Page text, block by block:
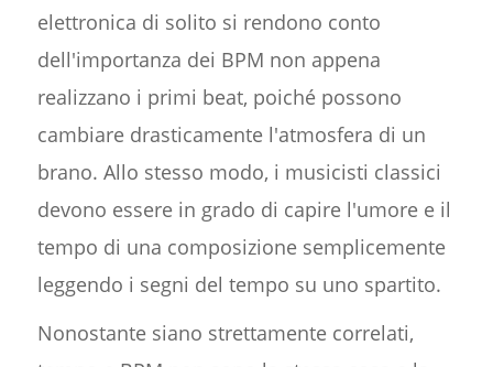
elettronica di solito si rendono conto
dell'importanza dei BPM non appena
realizzano i primi beat, poiché possono
cambiare drasticamente l'atmosfera di un
brano. Allo stesso modo, i musicisti classici
devono essere in grado di capire l'umore e il
tempo di una composizione semplicemente
leggendo i segni del tempo su uno spartito.
Nonostante siano strettamente correlati,